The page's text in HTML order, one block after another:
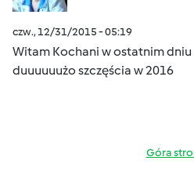
czw., 12/31/2015 - 05:19
Witam Kochani w ostatnim dniu
duuuuuużo szczęścia w 2016
Góra